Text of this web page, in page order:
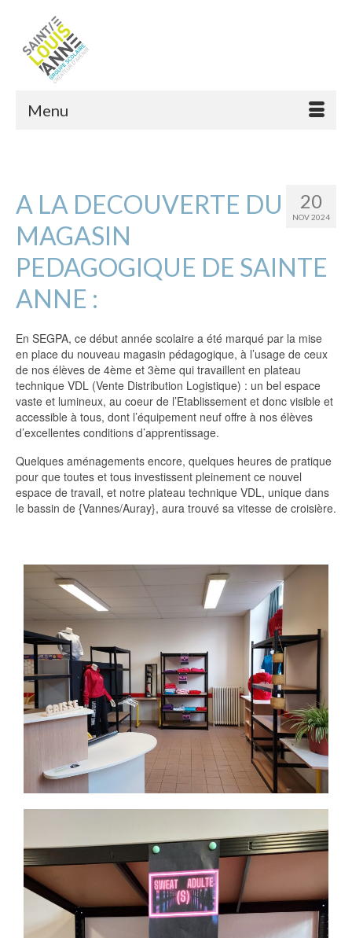
Menu
20
NOV 2024
A LA DECOUVERTE DU
MAGASIN
PEDAGOGIQUE DE SAINTE
ANNE :
En SEGPA, ce début année scolaire a été marqué par la mise
en place du nouveau magasin pédagogique, à l’usage de ceux
de nos élèves de 4ème et 3ème qui travaillent en plateau
technique VDL (Vente Distribution Logistique) : un bel espace
vaste et lumineux, au coeur de l’Etablissement et donc visible et
accessible à tous, dont l’équipement neuf offre à nos élèves
d’excellentes conditions d’apprentissage.
Quelques aménagements encore, quelques heures de pratique
pour que toutes et tous investissent pleinement ce nouvel
espace de travail, et notre plateau technique VDL, unique dans
le bassin de {Vannes/Auray}, aura trouvé sa vitesse de croisière.